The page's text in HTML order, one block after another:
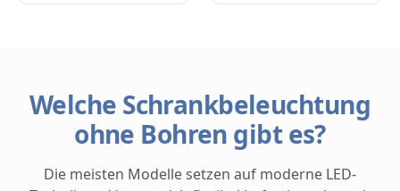
Welche Schrankbeleuchtung
ohne Bohren gibt es?
Die meisten Modelle setzen auf moderne LED-